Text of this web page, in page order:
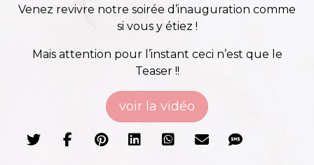
Venez revivre notre soirée d’inauguration comme
si vous y étiez !
Mais attention pour l’instant ceci n’est que le
Teaser !!
voir la vidéo